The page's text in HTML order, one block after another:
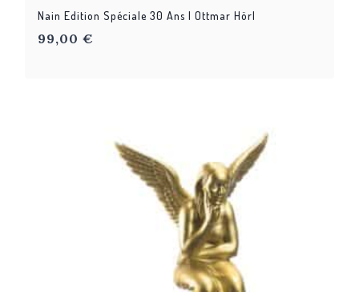
Nain Edition Spéciale 30 Ans | Ottmar Hörl
99,00 €